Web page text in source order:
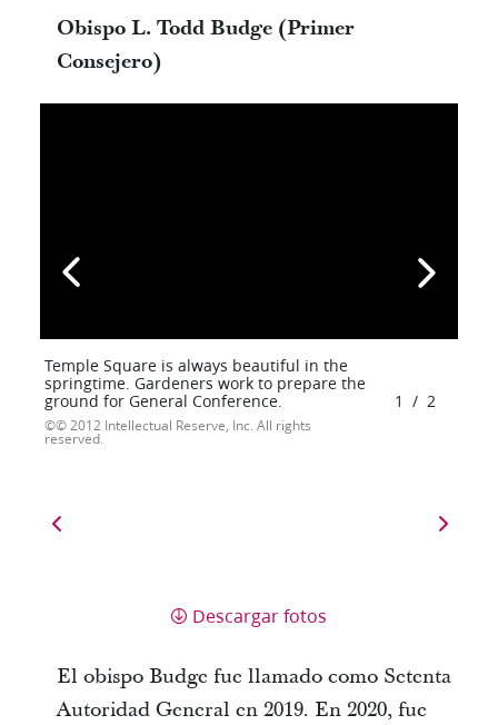
Obispo L. Todd Budge (Primer
Consejero)
Temple Square is always beautiful in the
springtime. Gardeners work to prepare the
ground for General Conference.
© 2012 Intellectual Reserve, Inc. All rights
reserved.
1 / 2
Descargar fotos
El obispo Budge fue llamado como Setenta
Autoridad General en 2019. En 2020, fue